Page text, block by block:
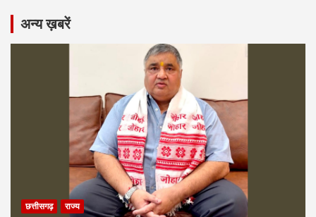
अन्य ख़बरें
छत्तीसगढ़ राज्य